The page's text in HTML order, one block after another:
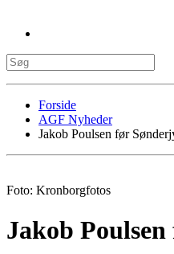
Forside
AGF Nyheder
Jakob Poulsen før
Foto: Kronborgfotos
Jakob